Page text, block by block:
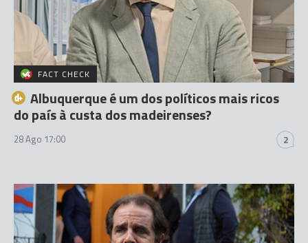
FACT CHECK
Albuquerque é um dos políticos mais ricos
do país à custa dos madeirenses?
28 Ago 17:00 2